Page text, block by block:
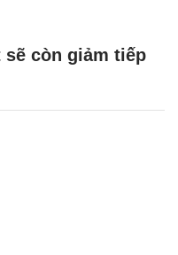
sẽ còn giảm tiếp